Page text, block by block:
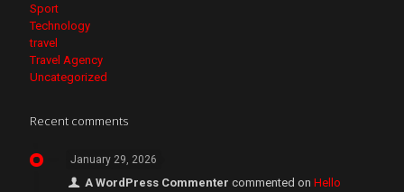
Sport
Technology
travel
Travel Agency
Uncategorized
Recent comments
January 29, 2026
A WordPress Commenter commented onHello